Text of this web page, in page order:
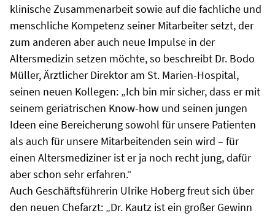
klinische Zusammenarbeit sowie auf die fachliche und
menschliche Kompetenz seiner Mitarbeiter setzt, der
zum anderen aber auch neue Impulse in der
Altersmedizin setzen möchte, so beschreibt Dr. Bodo
Müller, Ärztlicher Direktor am St. Marien-Hospital,
seinen neuen Kollegen: „Ich bin mir sicher, dass er mit
seinem geriatrischen Know-how und seinen jungen
Ideen eine Bereicherung sowohl für unsere Patienten
als auch für unsere Mitarbeitenden sein wird – für
einen Altersmediziner ist er ja noch recht jung, dafür
aber schon sehr erfahren.“
Auch Geschäftsführerin Ulrike Hoberg freut sich über
den neuen Chefarzt: „Dr. Kautz ist ein großer Gewinn